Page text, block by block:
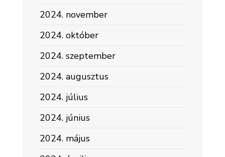
2024. november
2024. október
2024. szeptember
2024. augusztus
2024. július
2024. június
2024. május